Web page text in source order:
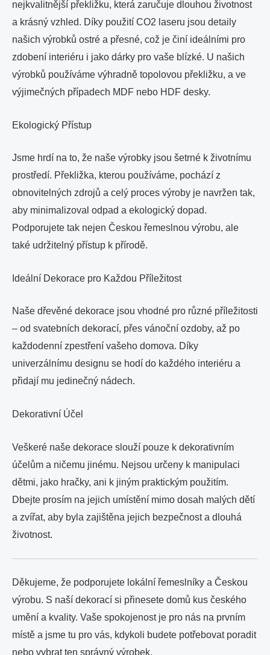
nejkvalitnější překližku, která zaručuje dlouhou životnost
a krásný vzhled. Díky použití CO2 laseru jsou detaily
našich výrobků ostré a přesné, což je činí ideálními pro
zdobení interiéru i jako dárky pro vaše blízké. U našich
výrobků používáme výhradně topolovou překližku, a ve
výjimečných případech MDF nebo HDF desky.
Ekologický Přístup
Jsme hrdí na to, že naše výrobky jsou šetrné k životnímu
prostředí. Překližka, kterou používáme, pochází z
obnovitelných zdrojů a celý proces výroby je navržen tak,
aby minimalizoval odpad a ekologický dopad.
Podporujete tak nejen Českou řemeslnou výrobu, ale
také udržitelný přístup k přírodě.
Ideální Dekorace pro Každou Příležitost
Naše dřevěné dekorace jsou vhodné pro různé příležitosti
– od svatebních dekorací, přes vánoční ozdoby, až po
každodenní zpestření vašeho domova. Díky
univerzálnímu designu se hodí do každého interiéru a
přidají mu jedinečný nádech.
Dekorativní Účel
Veškeré naše dekorace slouží pouze k dekorativním
účelům a ničemu jinému. Nejsou určeny k manipulaci
dětmi, jako hračky, ani k jiným praktickým použitím.
Dbejte prosím na jejich umístění mimo dosah malých dětí
a zvířat, aby byla zajištěna jejich bezpečnost a dlouhá
životnost.
Děkujeme, že podporujete lokální řemeslníky a Českou
výrobu. S naší dekorací si přinesete domů kus českého
umění a kvality. Vaše spokojenost je pro nás na prvním
místě a jsme tu pro vás, kdykoli budete potřebovat poradit
nebo vybrat ten správný výrobek.